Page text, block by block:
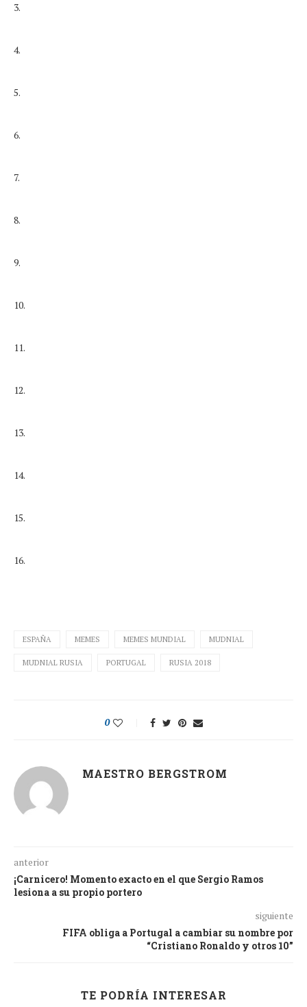
3.
4.
5.
6.
7.
8.
9.
10.
11.
12.
13.
14.
15.
16.
ESPAÑA MEMES MEMES MUNDIAL MUDNIAL
MUDNIAL RUSIA PORTUGAL RUSIA 2018
0
MAESTRO BERGSTROM
anterior
¡Carnicero! Momento exacto en el que Sergio Ramos
lesiona a su propio portero
siguiente
FIFA obliga a Portugal a cambiar su nombre por
“Cristiano Ronaldo y otros 10”
TE PODRÍA INTERESAR